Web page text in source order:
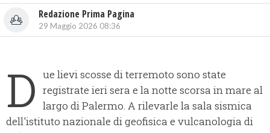
Redazione Prima Pagina
29 Maggio 2026 08:36
D ue lievi scosse di terremoto sono state
registrate ieri sera e la notte scorsa in mare al
largo di Palermo. A rilevarle la sala sismica
dell'istituto nazionale di geofisica e vulcanologia di